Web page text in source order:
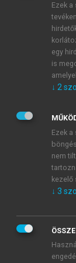
JELSZÓ ÚJRA
Kérek
Kérek
veszem
mersz.hu
Ezek
egy
is
↓ 2
Ezek
nem
kezelő
↓ 3